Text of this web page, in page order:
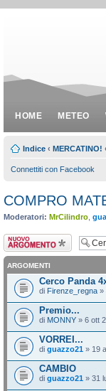
HOME METEO
Indice ‹ MERCATINO! ‹
Connettiti con Facebook
COMPRO
Moderatori: MrCilindro
Scrivi un nuovo
argomento
ARGOMENTI
Cerco Panda
di Firenze_regna »
Premio...
di MONNY » 6 ott
VORREI...
di guazzo21 » 19
CAMBIO
di guazzo21 » 31